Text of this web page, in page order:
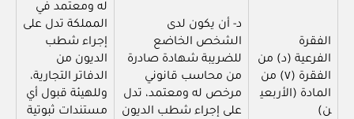
الفقرة
الفرعية (د) من
الفقرة (٧) من
المادة (الأربعي
ن)
د- أن يكون لدى
الشخص الخاضع
للضريبة شهادة صادرة
من محاسب قانوني
مرخص له ومعتمد، تدل
على إجراء شطب الديون
له ومعتمد في
المملكة تدل على
إجراء شطب
الديون من
الدفاتر التجارية،
وللهيئة قبول أي
مستندات ثبوتية